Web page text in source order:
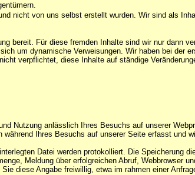
nicht von uns selbst erstellt wurden. Wir sind als
bereit. Für diese fremden Inhalte sind wir nur dann
um dynamische Verweisungen. Wir haben bei der
verpflichtet, diese Inhalte auf ständige
Nutzung anlässlich Ihres Besuchs auf unserer
Ihres Besuchs auf unserer Seite erfasst und
Datei werden protokolliert. Die Speicherung
Meldung über erfolgreichen Abruf, Webbrowser
diese Angabe freiwillig, etwa im rahmen einer